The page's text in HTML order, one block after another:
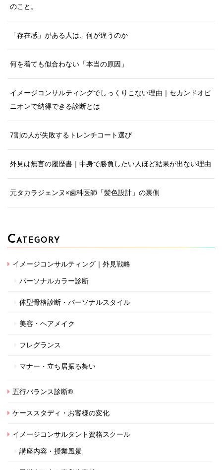
のこと。
「存在感」がある人は、何が違うのか
何を着ても似合わない「本当の原因」
イメージコンサルティングでしっくりこない理由｜セカンドオピ
ニオンで納得できる診断とは
7割の人が失敗するトレンチコート選び
外見は無言の履歴書｜中身で勝負したい人ほど結果が出ない理由
元タカラジェンヌ×歯科医師「髪色設計」の裏側
CATEGORY
イメージコンサルティング｜外見戦略
パーソナルカラー診断
体型骨格診断・パーソナルスタイル
美容・ヘアメイク
フレグランス
マナー・立ち居振る舞い
五行バランス診断®
ケーススタディ・お客様の変化
イメージコンサルタント資格スクール
講座内容・授業風景